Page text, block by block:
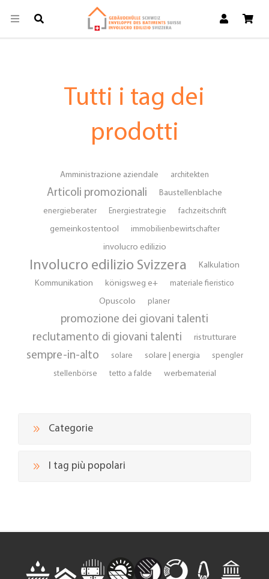
Tutti i tag dei
prodotti
Amministrazione aziendale architekten
Articoli promozionali Baustellenblache
energieberater Energiestrategie fachzeitschrift
gemeinkostentool immobilienbewirtschafter
involucro edilizio
Involucro edilizio Svizzera
Kalkulation
Kommunikation
königsweg e+ materiale fieristico
Opuscolo planer
promozione dei giovani talenti
reclutamento di giovani talenti
ristrutturare
sempre-in-alto solare solare | energia spengler
stellenbörse tetto a falde werbematerial
Categorie
I tag più popolari